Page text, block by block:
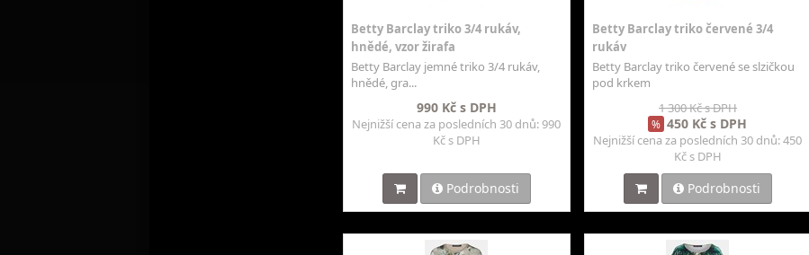
Betty Barclay triko 3/4 rukáv,
hnědé, vzor žirafa
Betty Barclay jemné triko 3/4 rukáv,
hnědé, gra...
990 Kč s DPH
Nejnižší cena za posledních 30 dnů: 990
Kč s DPH
Podrobnosti
Betty Barclay triko červené 3/4
rukáv
Betty Barclay triko červené se slzičkou
pod krkem
1 300 Kč s DPH
% 450 Kč s DPH
Nejnižší cena za posledních 30 dnů: 450
Kč s DPH
Podrobnosti